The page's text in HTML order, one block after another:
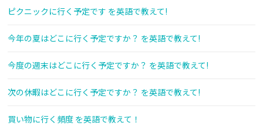
ピクニックに行く予定です を英語で教えて!
今年の夏はどこに行く予定ですか？ を英語で教えて!
今度の週末はどこに行く予定ですか？ を英語で教えて!
次の休暇はどこに行く予定ですか？ を英語で教えて!
買い物に行く頻度 を英語で教えて！